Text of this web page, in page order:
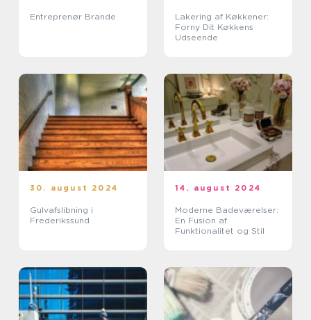
Entreprenør Brande
Lakering af Køkkener:
Forny Dit Køkkens
Udseende
30. august 2024
Gulvafslibning i
Frederikssund
14. august 2024
Moderne Badeværelser:
En Fusion af
Funktionalitet og Stil